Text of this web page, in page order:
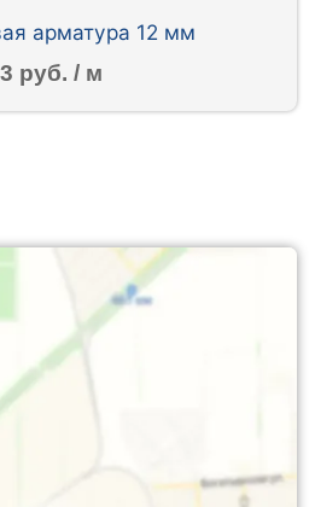
арматура 12 мм
руб. / м